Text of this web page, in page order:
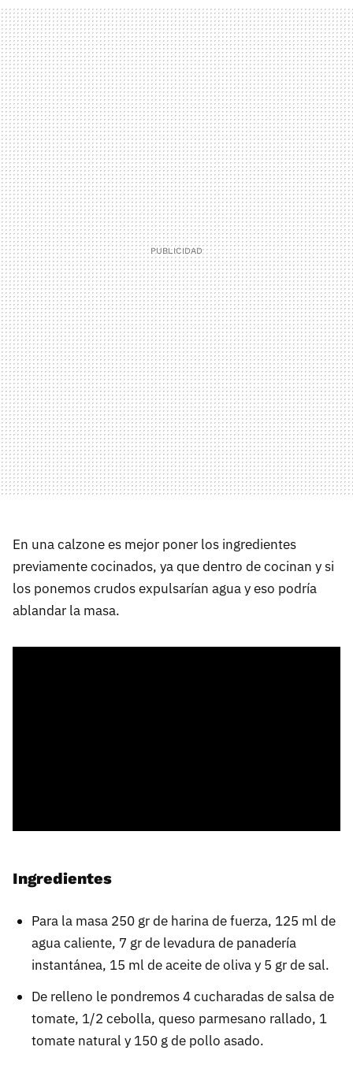
En una calzone es mejor poner los ingredientes
previamente cocinados, ya que dentro de cocinan y si
los ponemos crudos expulsarían agua y eso podría
ablandar la masa.
Ingredientes
Para la masa 250 gr de harina de fuerza, 125 ml de
agua caliente, 7 gr de levadura de panadería
instantánea, 15 ml de aceite de oliva y 5 gr de sal.
De relleno le pondremos 4 cucharadas de salsa de
tomate, 1/2 cebolla, queso parmesano rallado, 1
tomate natural y 150 g de pollo asado.